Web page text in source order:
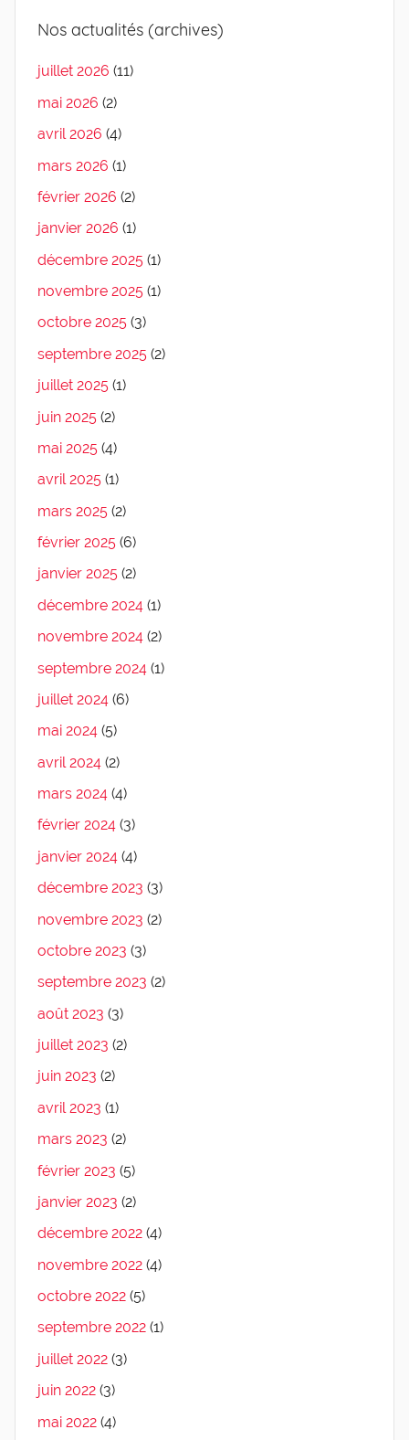
Nos actualités (archives)
juillet 2026 (11)
mai 2026 (2)
avril 2026 (4)
mars 2026 (1)
février 2026 (2)
janvier 2026 (1)
décembre 2025 (1)
novembre 2025 (1)
octobre 2025 (3)
septembre 2025 (2)
juillet 2025 (1)
juin 2025 (2)
mai 2025 (4)
avril 2025 (1)
mars 2025 (2)
février 2025 (6)
janvier 2025 (2)
décembre 2024 (1)
novembre 2024 (2)
septembre 2024 (1)
juillet 2024 (6)
mai 2024 (5)
avril 2024 (2)
mars 2024 (4)
février 2024 (3)
janvier 2024 (4)
décembre 2023 (3)
novembre 2023 (2)
octobre 2023 (3)
septembre 2023 (2)
août 2023 (3)
juillet 2023 (2)
juin 2023 (2)
avril 2023 (1)
mars 2023 (2)
février 2023 (5)
janvier 2023 (2)
décembre 2022 (4)
novembre 2022 (4)
octobre 2022 (5)
septembre 2022 (1)
juillet 2022 (3)
juin 2022 (3)
mai 2022 (4)